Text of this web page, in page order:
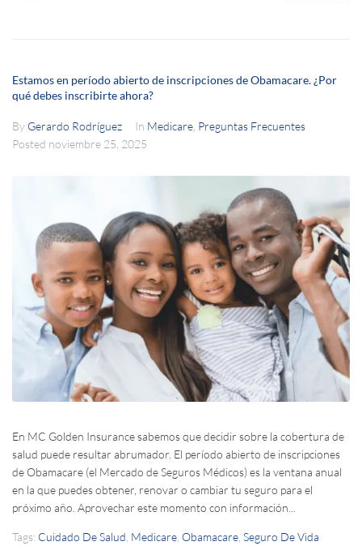
Estamos en período abierto de inscripciones de Obamacare. ¿Por
qué debes inscribirte ahora?
By Gerardo Rodríguez In Medicare Preguntas Frecuentes
Posted noviembre 25, 2025
En MC Golden Insurance sabemos que decidir sobre la cobertura de
salud puede resultar abrumador. El período abierto de inscripciones
de Obamacare (el Mercado de Seguros Médicos) es la ventana anual
en la que puedes obtener, renovar o cambiar tu seguro para el
próximo año. Aprovechar este momento con información...
Tags: Cuidado De Salud Medicare Obamacare Seguro De Vida